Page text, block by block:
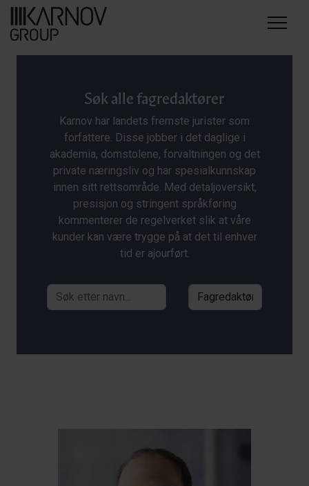
Menu
Søk alle fagredaktører
Karnov har landets fremste jurister som
forfattere. Disse jobber i det daglige i
akademia, domstolene, forvaltningen og det
private næringsliv og har spesialkunnskap
innen sitt rettsområde. Med detaljoversikt,
presisjon og stringent språkføring
kommenterer de regelverket slik at våre
kunder kan være trygge på at det til enhver
tid er ajourført.